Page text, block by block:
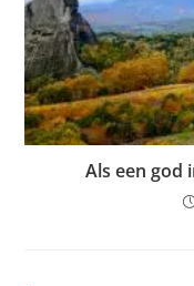
Als een god